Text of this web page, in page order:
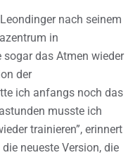
nach seinem
in
das Atmen wieder
der
ich anfangs noch das
musste ich
trainieren”, erinnert
neueste Version, die